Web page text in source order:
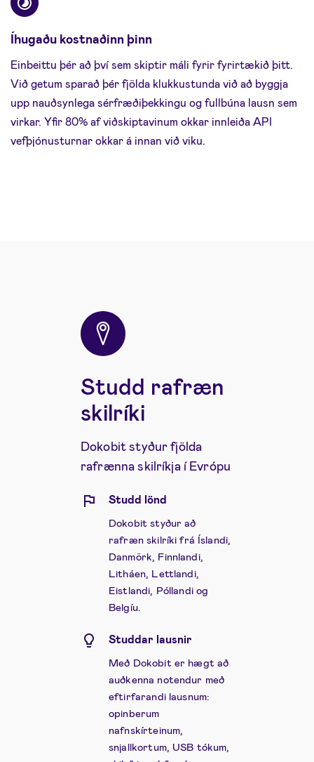
Íhugaðu kostnaðinn þinn
Einbeittu þér að því sem skiptir máli fyrir fyrirtækið þitt.
Við getum sparað þér fjölda klukkustunda við að byggja
upp nauðsynlega sérfræðiþekkingu og fullbúna lausn sem
virkar. Yfir 80% af viðskiptavinum okkar innleiða API
vefþjónusturnar okkar á innan við viku.
Studd rafræn
skilríki
Dokobit styður fjölda
rafrænna skilríkja í Evrópu
Studd lönd
Dokobit styður að
rafræn skilríki frá Íslandi,
Danmörk, Finnlandi,
Litháen, Lettlandi,
Eistlandi, Póllandi og
Belgíu.
Studdar lausnir
Með Dokobit er hægt að
auðkenna notendur með
eftirfarandi lausnum:
opinberum
nafnskírteinum,
snjallkortum, USB tókum,